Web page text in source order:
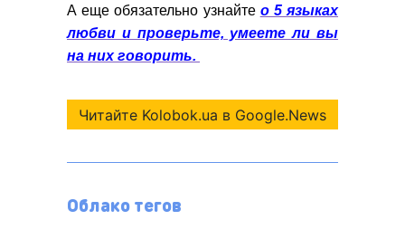
А еще обязательно узнайте о 5 языках
любви и проверьте, умеете ли вы
на них говорить.
Читайте Kolobok.ua в Google.News
Облако тегов